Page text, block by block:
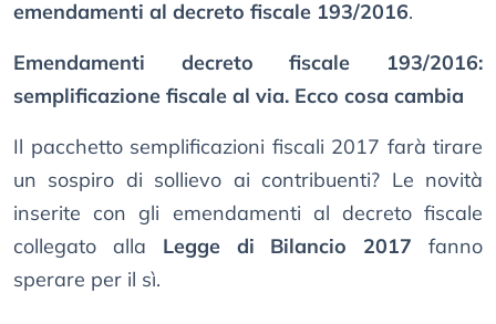
emendamenti al decreto fiscale 193/2016.
Emendamenti decreto fiscale 193/2016:
semplificazione fiscale al via. Ecco cosa cambia
Il pacchetto semplificazioni fiscali 2017 farà tirare
un sospiro di sollievo ai contribuenti? Le novità
inserite con gli emendamenti al decreto fiscale
collegato alla Legge di Bilancio 2017 fanno
sperare per il sì.